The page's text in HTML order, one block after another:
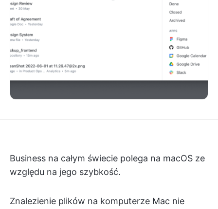
Business na całym świecie polega na macOS ze
względu na jego szybkość.
Znalezienie plików na komputerze Mac nie